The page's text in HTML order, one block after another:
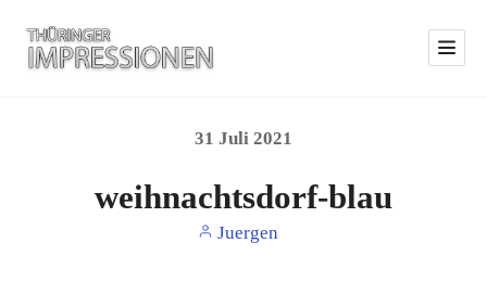
31 Juli 2021
weihnachtsdorf-blau
Juergen